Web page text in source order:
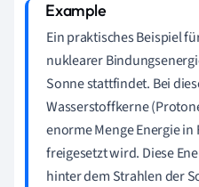
Ein praktisches Beispiel
nuklearer
Sonne stattfindet. Bei
Wasserstoffkerne
enorme Menge Energie
freigesetzt wird. Diese
hinter dem Strahlen der